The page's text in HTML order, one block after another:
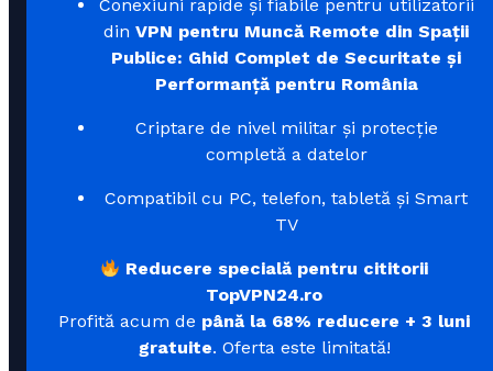
Conexiuni rapide și fiabile pentru utilizatorii
din VPN pentru Muncă Remote din Spații
Publice: Ghid Complet de Securitate și
Performanță pentru România
Criptare de nivel militar și protecție
completă a datelor
Compatibil cu PC, telefon, tabletă și Smart
TV
Reducere specială pentru cititorii
TopVPN24.ro
Profită acum de până la 68% reducere + 3 luni
gratuite. Oferta este limitată!